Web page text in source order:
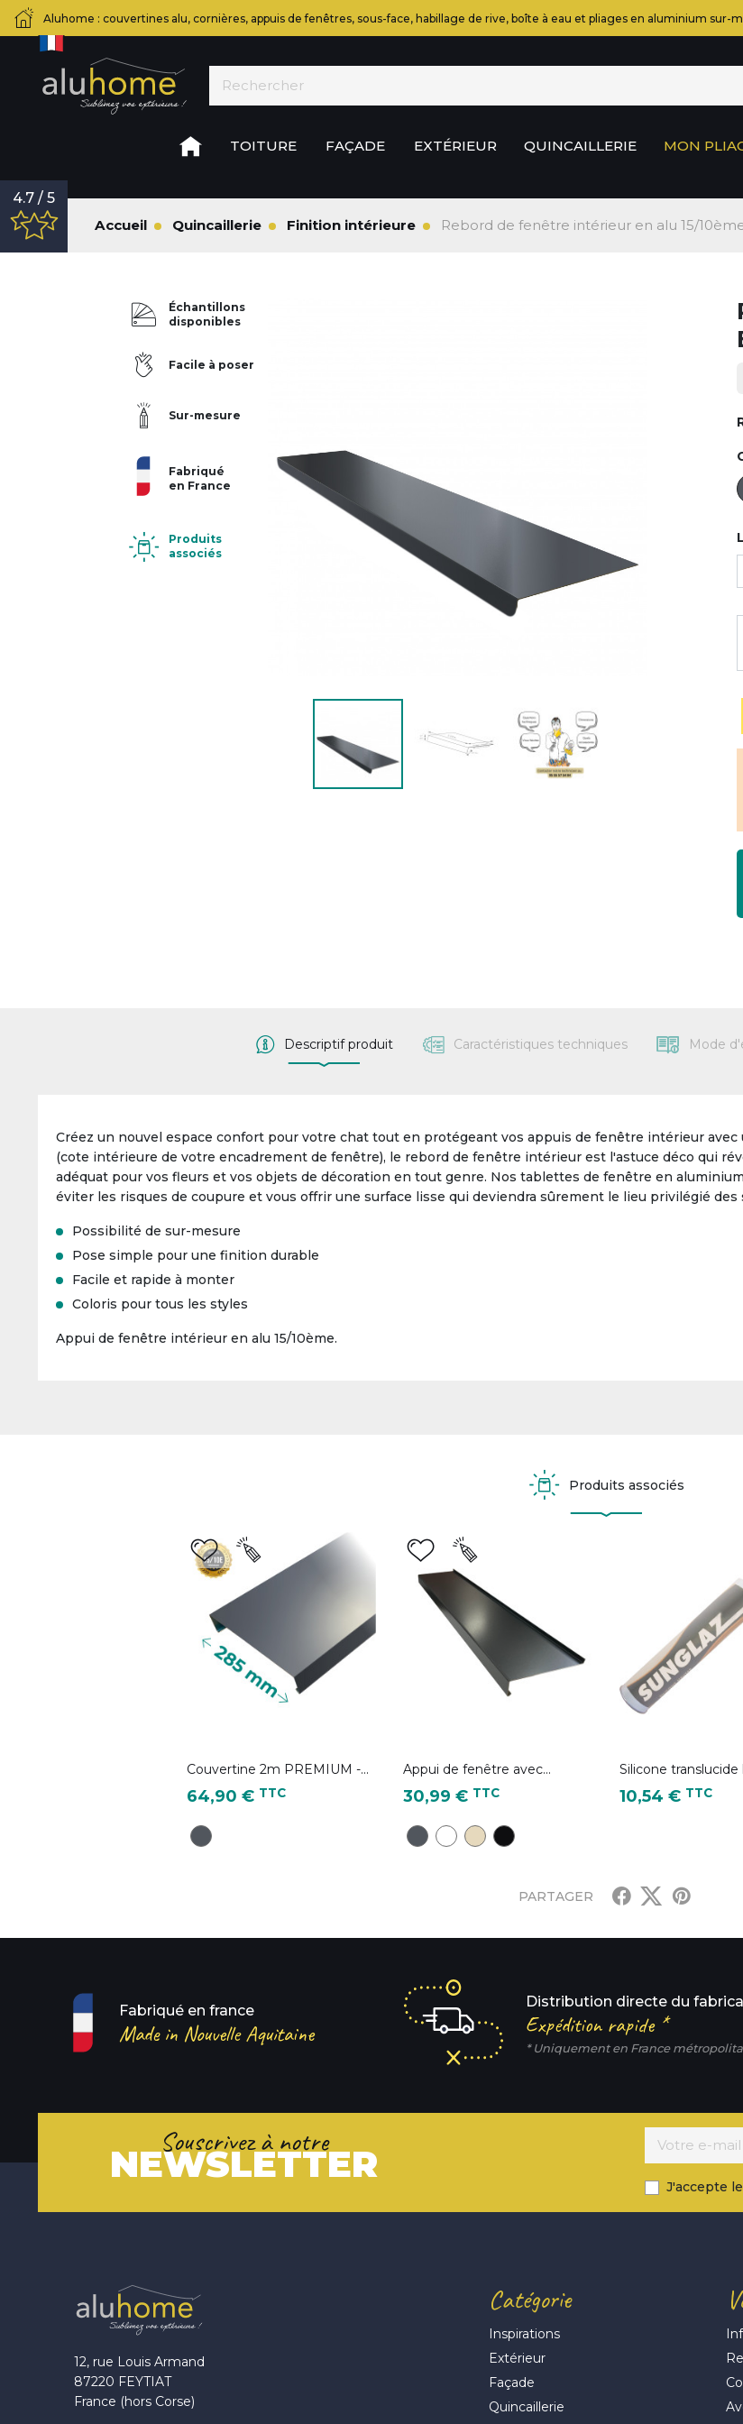
Aluhome : couvertines alu, cornières, appuis de fenêtres, sous-face, habillage de rive, boîte à eau et pliages en aluminium sur-
TOITURE FAÇADE EXTÉRIEUR QUINCAILLERIE MON
4.7 / 5
Accueil
Quincaillerie Finition intérieure Rebord de fenêtre intérieur en alu 15/
Échantillons
disponibles
Facile à poser
Sur-mesure
Fabriqué
en France
Produits
associés
Descriptif produit Caractéristiques techniques Mode
Créez un nouvel espace confort pour votre chat tout en protégeant vos appuis de fenêtre intérieur
(cote intérieure de votre encadrement de fenêtre), le rebord de fenêtre intérieur est l'astuce déco qui
adéquat pour vos fleurs et vos objets de décoration en tout genre. Nos tablettes de fenêtre en
éviter les risques de coupure et vous offrir une surface lisse qui deviendra sûrement le lieu privilégié des
Possibilité de sur-mesure
Pose simple pour une finition durable
Facile et rapide à monter
Coloris pour tous les styles
Appui de fenêtre intérieur en alu 15/10ème.
Produits associés
Couvertine 2m PREMIUM -...
Prix
64,90 € TTC
Gris Anthracite - RAL 7016
Appui de fenêtre avec...
Prix
30,99 € TTC
Gris Anthracite - RAL 7016
Blanc pur - RAL 9010
Ivoire clair - RAL 1015
Noir foncé - RAL 9005
Silicone translucide
Prix
10,54 € TTC
PARTAGER
Fabriqué en france
Made in Nouvelle Aquitaine
Distribution directe du
Expédition rapide *
* Uniquement en France
Souscrivez à notre
NEWSLETTER
J'accepte
12, rue Louis Armand
87220 FEYTIAT
France (hors Corse)
Catégorie
Inspirations
Extérieur
Façade
Quincaillerie